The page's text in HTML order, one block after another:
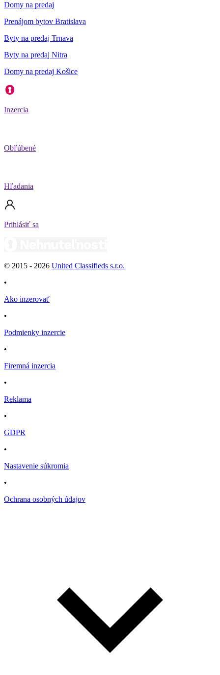
Domy na predaj
Prenájom bytov Bratislava
Byty na predaj Trnava
Byty na predaj Nitra
Domy na predaj Košice
Inzercia
Obľúbené
Hľadania
Prihlásiť sa
© 2015 - 2026 United Classifieds s.r.o.
•
Ako inzerovať
•
Podmienky inzercie
•
Firemná inzercia
•
Reklama
•
GDPR
•
Nastavenie súkromia
•
Ochrana osobných údajov